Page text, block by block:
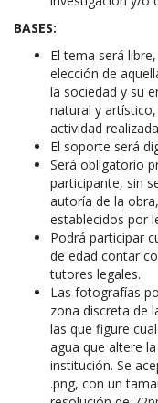
BASES:
El tema será
elección de
la sociedad y su
natural y
actividad
El soporte será
Será obligatorio
participante, sin
autoría de la
establecidos por
Podrá participar
de edad contar
tutores legales.
Las fotografías
zona discreta de
las que figure
agua que altere
institución. Se
.png, con un